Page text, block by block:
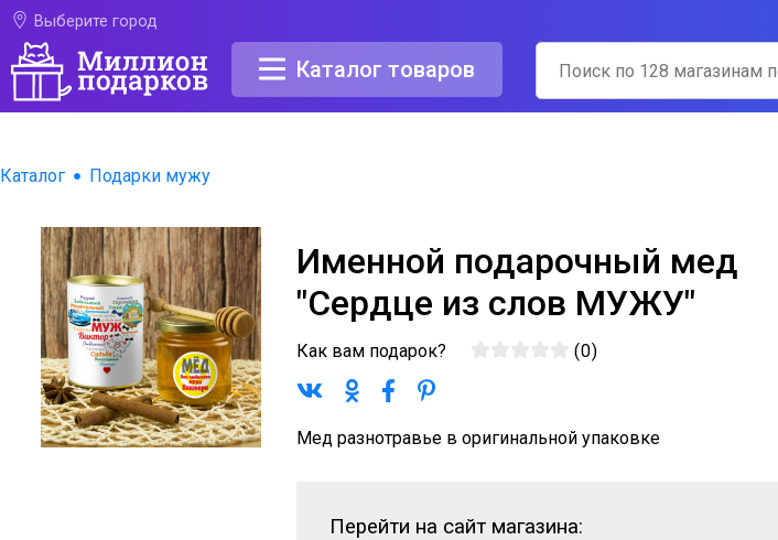
Выберите город
Каталог товаров
Каталог Подарки мужу
Именной подарочный мед
"Сердце из слов МУЖУ"
Как вам подарок? (0)
Мед разнотравье в оригинальной упаковке
Перейти на сайт магазина: